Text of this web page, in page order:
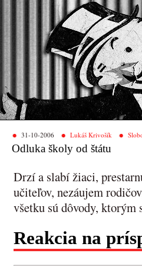
31-10-2006 Lukáš Krivošík
Odluka školy od štátu
Drzí a slabí žiaci,
učiteľov, nezáujem
všetku sú dôvody, ktorým
Reakcia na